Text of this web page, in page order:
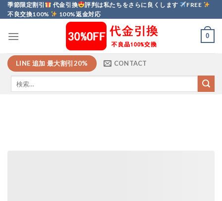
Skip
to
季節限定割引 代金引換 評判は私たちをさらに良くします
FREE
不良交換100%
100%返金対応
0
LINE 追加 最大割引20% CONTACT